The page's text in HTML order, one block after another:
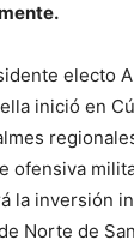
electo
inició en
ofensiva
la inversión
Norte de